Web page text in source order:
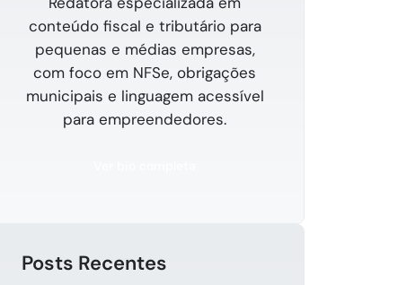
conteúdo fiscal e tributário para
pequenas e médias empresas,
com foco em NFSe, obrigações
municipais e linguagem acessível
para empreendedores.
Posts Recentes